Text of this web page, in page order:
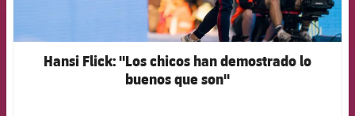
Hansi Flick: "Los chicos han demostrado lo
buenos que son"